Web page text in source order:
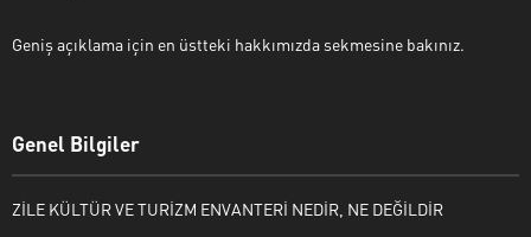
Geniş açıklama için en üstteki hakkımızda sekmesine bakınız.
Genel Bilgiler
ZİLE KÜLTÜR VE TURİZM ENVANTERİ NEDİR, NE DEĞİLDİR